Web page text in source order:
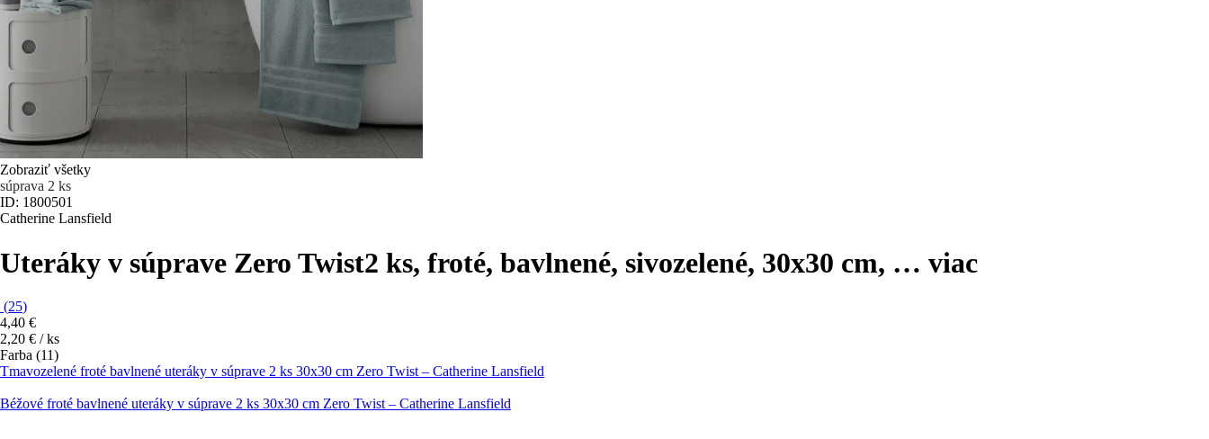
Zobraziť všetky
súprava 2 ks
ID: 1800501
Catherine Lansfield
Uteráky v súprave Zero Twist2 ks, froté, bavlnené, sivozelené, 30x30 cm, … viac
(25)
4,40 €
2,20 € / ks
Farba (11)
Tmavozelené froté bavlnené uteráky v súprave 2 ks 30x30 cm Zero Twist – Catherine Lansfield
Béžové froté bavlnené uteráky v súprave 2 ks 30x30 cm Zero Twist – Catherine Lansfield